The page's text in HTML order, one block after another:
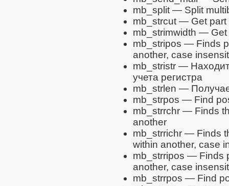
mb_split — Split
mb_strcut — Get part
mb_strimwidth — Get
mb_stripos — Finds
another, case
mb_stristr — Находит
учета регистра
mb_strlen —
mb_strpos — Find
mb_strrchr — Finds
another
mb_strrichr — Finds
within another, case
mb_strripos — Finds
another, case
mb_strrpos — Find